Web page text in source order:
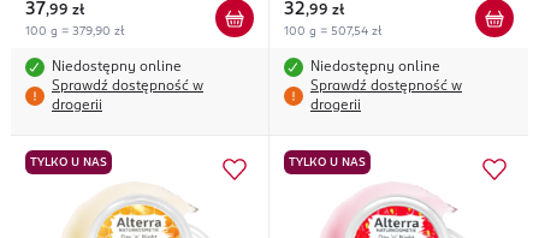
37,99 zł
100 g = 379,90 zł
Niedostępny online
Sprawdź dostępność w
drogerii
32,99 zł
100 g = 507,54 zł
Niedostępny online
Sprawdź dostępność w
drogerii
TYLKO U NAS TYLKO U NAS